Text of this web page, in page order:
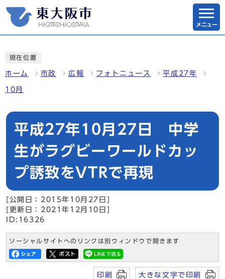
メニュー
現在位置
ホーム 市政 広報 フォトニュース 平成27年
10月
平成27年10月27日 中学
生がラグビーワールドカッ
プ誘致をVTRで再現
[公開日：2015年10月27日]
[更新日：2021年12月10日]
ID:16326
ソーシャルサイトへのリンクは別ウィンドウで開きます
印刷 大きな文字で印刷